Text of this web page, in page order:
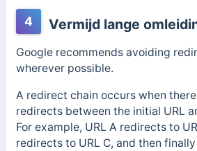
4 Vermijd lange
Google recommends avoiding
wherever possible.
A redirect chain occurs when
redirects between the initial URL
For example, URL A redirects to
redirects to URL C, and then finally